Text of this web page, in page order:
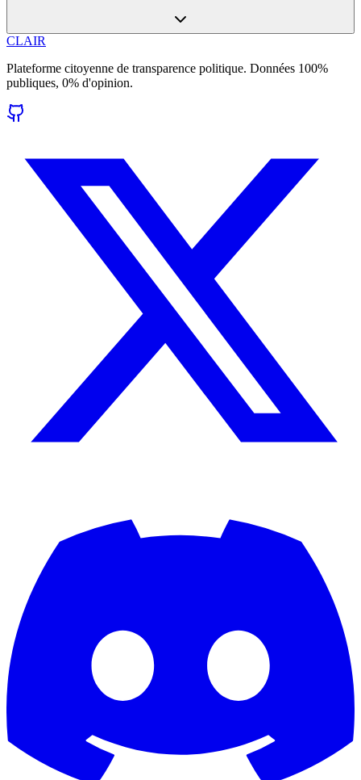
CLAIR
Plateforme citoyenne de transparence politique. Données 100%
publiques, 0% d'opinion.